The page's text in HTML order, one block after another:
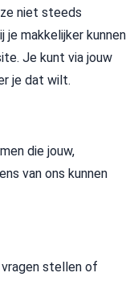
niet steeds
makkelijker kunnen
Je kunt via jouw
je dat wilt.
die jouw,
van ons kunnen
stellen of